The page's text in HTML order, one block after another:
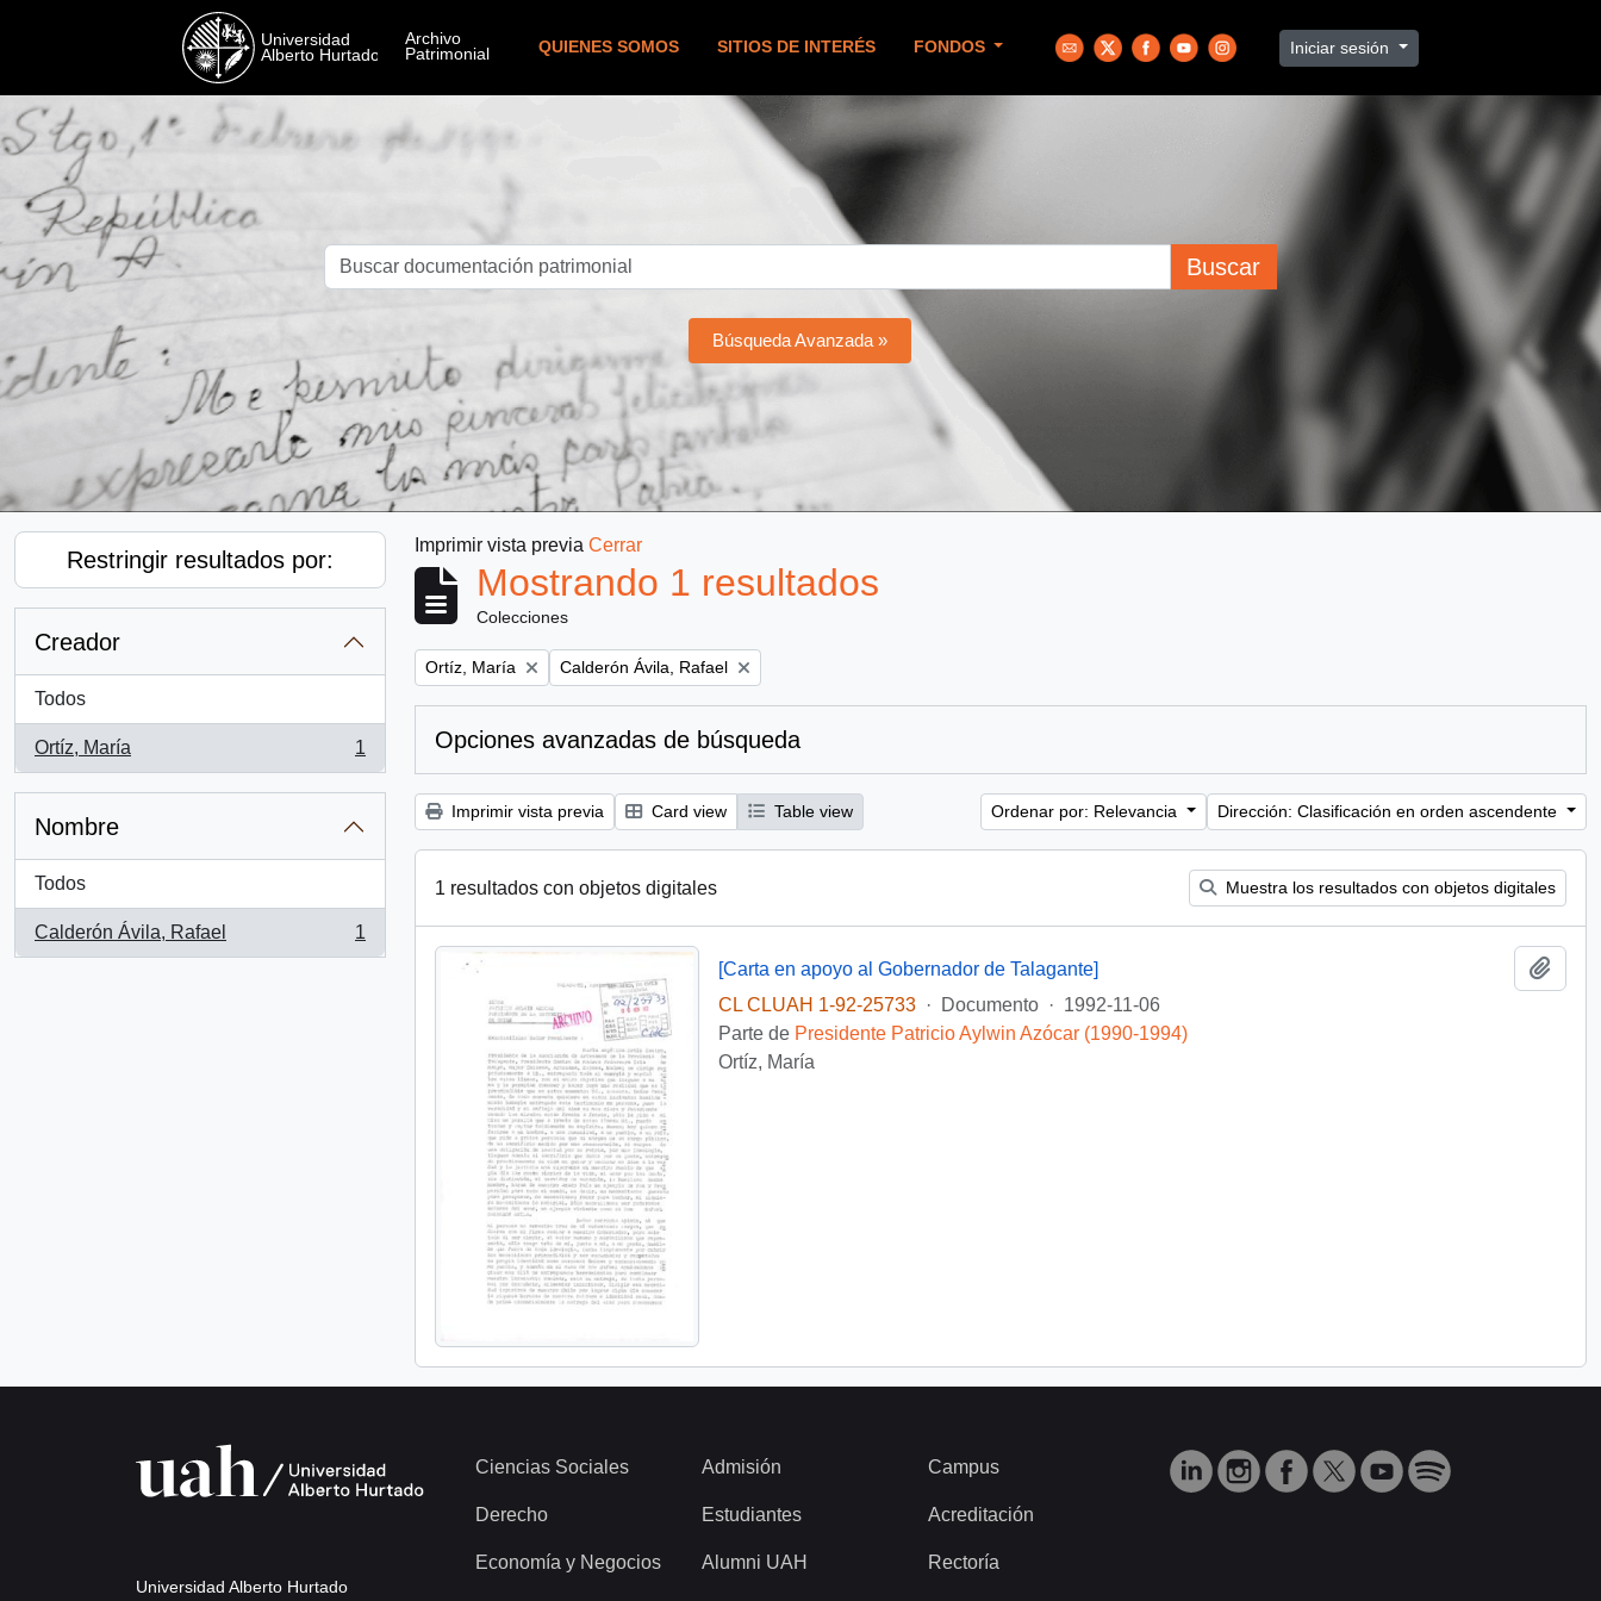
QUIENES SOMOS SITIOS DE INTERÉS FONDOS Iniciar sesión
Buscar
Búsqueda Avanzada »
Restringir resultados por:
Creador
Todos
Ortíz, María
, 1 resultados
1
Nombre
Todos
Calderón Ávila, Rafael
, 1 resultados
1
Imprimir vista previa Cerrar
Mostrando 1 resultados
Colecciones
Remove filter:
Ortíz, María Remove filter:
Calderón Ávila, Rafael
Opciones avanzadas de búsqueda
Imprimir vista previa Card view Table view Ordenar por: Relevancia Dirección: Clasificación en orden ascendente
1 resultados con objetos digitales Muestra los resultados con objetos digitales
[Carta en apoyo al Gobernador de Talagante]
CL CLUAH 1-92-25733
· Documento · 1992-11-06
Parte de Presidente Patricio Aylwin Azócar (1990-1994)
Ortíz, María
Universidad Alberto Hurtado
Ciencias Sociales
Derecho
Economía y Negocios
Admisión
Estudiantes
Alumni UAH
Campus
Acreditación
Rectoría